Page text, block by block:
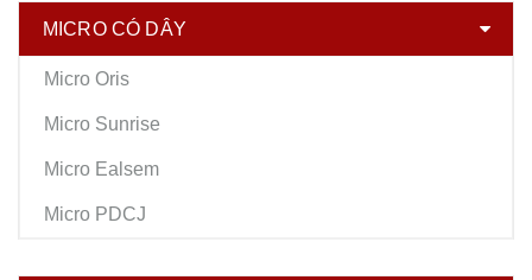
MICRO CÓ DÂY
Micro Oris
Micro Sunrise
Micro Ealsem
Micro PDCJ